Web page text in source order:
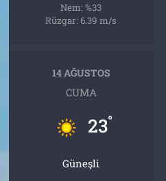
Nem: %33
Rüzgar: 6.39 m/s
14 AĞUSTOS
CUMA
23°
Güneşli